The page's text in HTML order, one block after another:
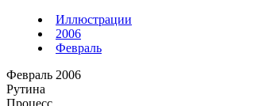
Иллюстрации
2006
Февраль
Февраль 2006
Рутина
Процесс